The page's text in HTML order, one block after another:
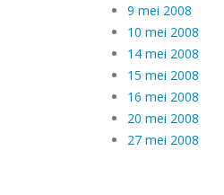
9 mei 2008
10 mei 2008
14 mei 2008
15 mei 2008
16 mei 2008
20 mei 2008
27 mei 2008